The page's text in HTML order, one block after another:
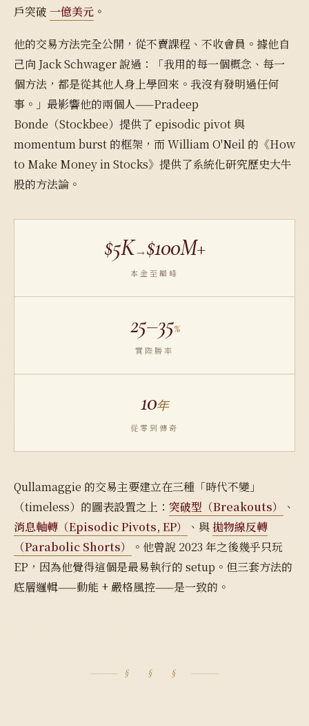
戶突破 一億美元 。
他的交易方法完全公開，從不賣課程、不收會員。據他自
己向 Jack Schwager 說過：「我用的每一個概念、每一
個方法，都是從其他人身上學回來。我沒有發明過任何
事。」最影響他的兩個人——Pradeep
Bonde（Stockbee）提供了 episodic pivot 與
momentum burst 的框架，而 William O'Neil 的《How
to Make Money in Stocks》提供了系統化研究歷史大牛
股的方法論。
$5K→$100M+
本金至巔峰
25–35%
實際勝率
10年
從零到傳奇
Qullamaggie 的交易主要建立在三種「時代不變」
（timeless）的圖表設置之上： 突破型（Breakouts）
、
消息軸轉（Episodic Pivots, EP）
、與 拋物線反轉
（Parabolic Shorts）
。他曾說 2023 年之後幾乎只玩
EP，因為他覺得這個是最易執行的 setup。但三套方法的
底層邏輯——動能 + 嚴格風控——是一致的。
§ § §